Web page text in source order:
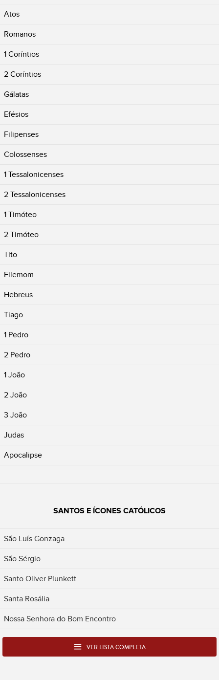
Atos
Romanos
1 Coríntios
2 Coríntios
Gálatas
Efésios
Filipenses
Colossenses
1 Tessalonicenses
2 Tessalonicenses
1 Timóteo
2 Timóteo
Tito
Filemom
Hebreus
Tiago
1 Pedro
2 Pedro
1 João
2 João
3 João
Judas
Apocalipse
SANTOS E ÍCONES CATÓLICOS
São Luís Gonzaga
São Sérgio
Santo Oliver Plunkett
Santa Rosália
Nossa Senhora do Bom Encontro
VER LISTA COMPLETA